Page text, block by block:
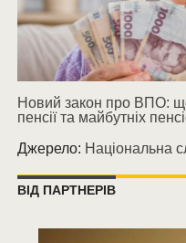
Новий закон про ВПО:
пенсії та майбутніх
Джерело: Національна
ВІД ПАРТНЕРІВ